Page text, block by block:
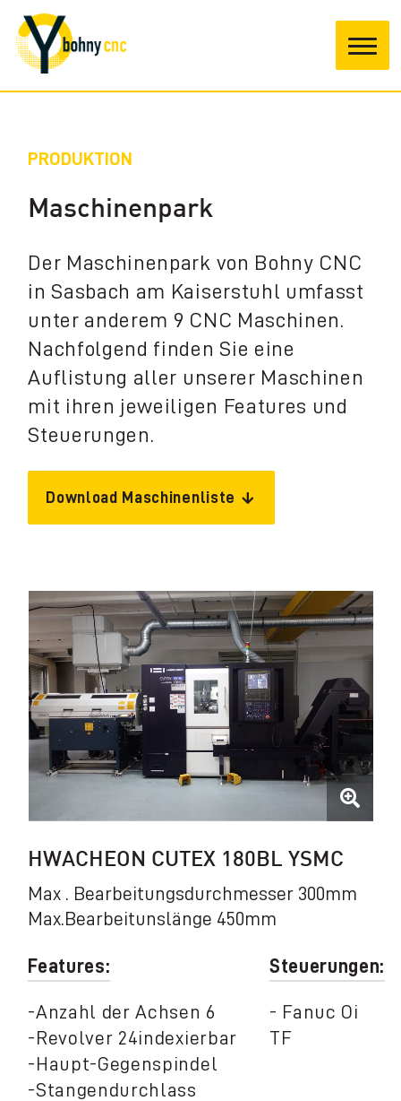
Leistungen
Produktion
Qualität
Unternehmen
PRODUKTION
Maschinenpark
Der Maschinenpark von Bohny CNC
in Sasbach am Kaiserstuhl umfasst
unter anderem 9 CNC Maschinen.
Nachfolgend finden Sie eine
Auflistung aller unserer Maschinen
mit ihren jeweiligen Features und
Steuerungen.
Download Maschinenliste
HWACHEON CUTEX 180BL YSMC
Max . Bearbeitungsdurchmesser 300mm
Max.Bearbeitunslänge 450mm
Features:
-Anzahl der Achsen 6
-Revolver 24indexierbar
-Haupt-Gegenspindel
-Stangendurchlass
Steuerungen:
- Fanuc Oi
TF